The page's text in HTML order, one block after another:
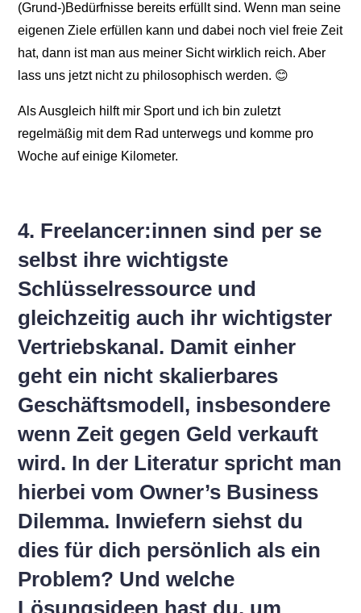
(Grund-)Bedürfnisse bereits erfüllt sind. Wenn man seine
eigenen Ziele erfüllen kann und dabei noch viel freie Zeit
hat, dann ist man aus meiner Sicht wirklich reich. Aber
lass uns jetzt nicht zu philosophisch werden. 😊
Als Ausgleich hilft mir Sport und ich bin zuletzt
regelmäßig mit dem Rad unterwegs und komme pro
Woche auf einige Kilometer.
4. Freelancer:innen sind per se
selbst ihre wichtigste
Schlüsselressource und
gleichzeitig auch ihr wichtigster
Vertriebskanal. Damit einher
geht ein nicht skalierbares
Geschäftsmodell, insbesondere
wenn Zeit gegen Geld verkauft
wird. In der Literatur spricht man
hierbei vom Owner’s Business
Dilemma. Inwiefern siehst du
dies für dich persönlich als ein
Problem? Und welche
Lösungsideen hast du, um